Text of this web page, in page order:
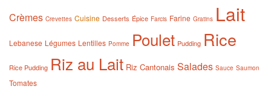
Crèmes Crevettes Cuisine Desserts Épice Farcis Farine Gratins Lait
Lebanese Légumes Lentilles Pomme Poulet Pudding Rice
Rice Pudding Riz au Lait Riz Cantonais Salades Sauce Saumon
Tomates